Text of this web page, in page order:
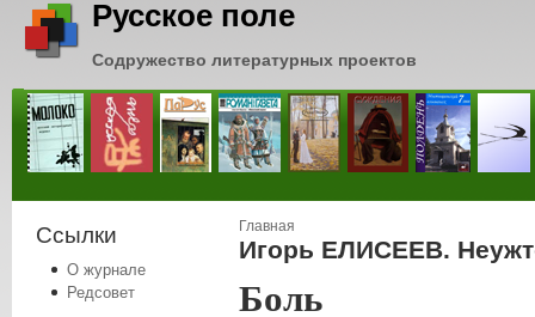
Русское поле
Содружество литературных проектов
Ссылки
О журнале
Редсовет
Вы здесь
Главная
Игорь ЕЛИСЕЕВ.
Боль